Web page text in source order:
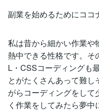
副業を始めるためにココ
私は昔から細かい作業や
熱中できる性格です。
L・CSSコーディングも
とがたくさんあって難
がらコーディングをし
く作業をしてみたら夢中